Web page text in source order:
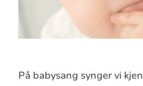
På babysang synger vi